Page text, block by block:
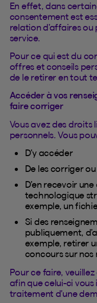
En effet, dans
consentement est
relation d’affaires
service.
Pour ce qui est du
offres et conseils
de le retirer en tout
Accéder à vos
faire corriger
Vous avez des droits
personnels. Vous
D’y accéder
De les corriger
D’en recevoir
technologique
exemple, un
Si des
publiquement,
exemple, retirer
concours sur nos
Pour ce faire,
afin que celui-ci vous
traitement d’une